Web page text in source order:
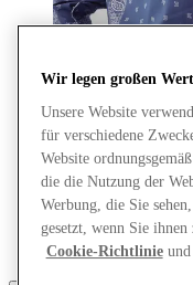
Wir legen großen
Unsere Website
für verschiedene
Website
die die Nutzung der
Werbung, die Sie
gesetzt, wenn Sie
Cookie-Richtlinieund